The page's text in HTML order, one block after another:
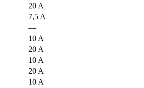
20 A
7,5 A
—
10 A
20 A
10 A
20 A
10 A